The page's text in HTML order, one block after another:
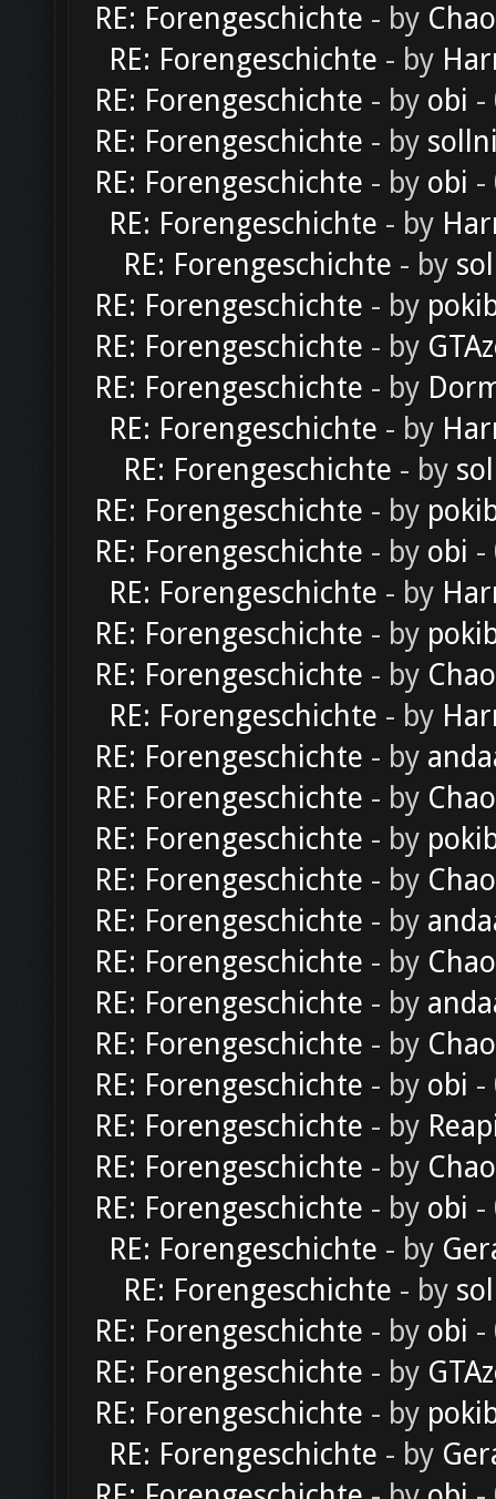
RE: Forengeschichte - by
RE: Forengeschichte - by
RE: Forengeschichte - by obi -
RE: Forengeschichte - by
RE: Forengeschichte - by obi -
RE: Forengeschichte - by
RE: Forengeschichte - by
RE: Forengeschichte - by
RE: Forengeschichte - by
RE: Forengeschichte - by
RE: Forengeschichte - by
RE: Forengeschichte - by
RE: Forengeschichte - by
RE: Forengeschichte - by obi -
RE: Forengeschichte - by
RE: Forengeschichte - by
RE: Forengeschichte - by
RE: Forengeschichte - by
RE: Forengeschichte - by
RE: Forengeschichte - by
RE: Forengeschichte - by
RE: Forengeschichte - by
RE: Forengeschichte - by
RE: Forengeschichte - by
RE: Forengeschichte - by
RE: Forengeschichte - by
RE: Forengeschichte - by obi -
RE: Forengeschichte - by
RE: Forengeschichte - by
RE: Forengeschichte - by obi -
RE: Forengeschichte - by
RE: Forengeschichte - by
RE: Forengeschichte - by obi -
RE: Forengeschichte - by
RE: Forengeschichte - by
RE: Forengeschichte - by